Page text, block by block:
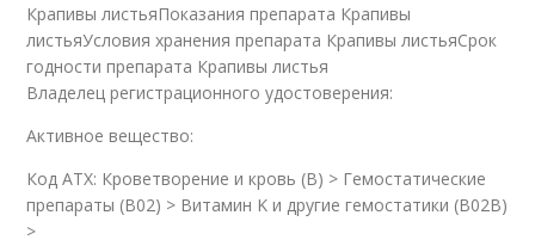
Крапивы листьяПоказания препарата Крапивы
листьяУсловия хранения препарата Крапивы листьяСрок
годности препарата Крапивы листья
Владелец регистрационного удостоверения:
Активное вещество:
Код ATX: Кроветворение и кровь (B) > Гемостатические
препараты (B02) > Витамин K и другие гемостатики (B02B)
>